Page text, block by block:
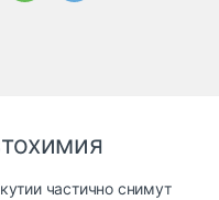
частично снимут